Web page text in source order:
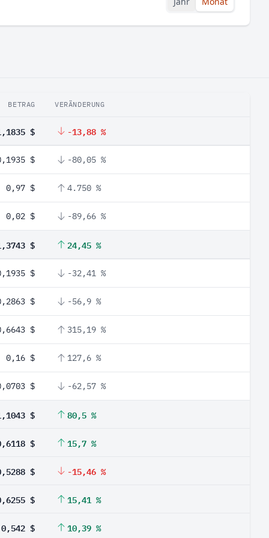
BETRAG VERÄNDERUNG
$ -13,88 %
$ -80,05 %
0,97 $ 4.750 %
0,02 $ -89,66 %
$ 24,45 %
$ -32,41 %
$ -56,9 %
$ 315,19 %
0,16 $ 127,6 %
$ -62,57 %
$ 80,5 %
$ 15,7 %
$ -15,46 %
$ 15,41 %
0,542 $ 10,39 %